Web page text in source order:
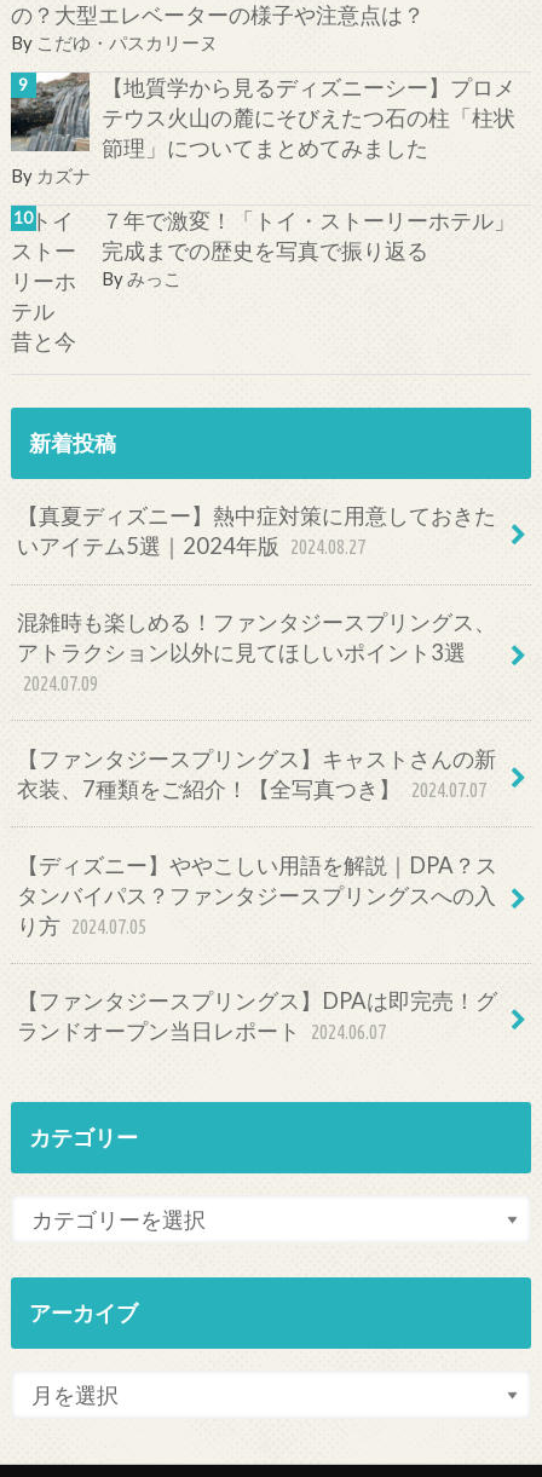
の？大型エレベーターの様子や注意点は？
By こだゆ・パスカリーヌ
【地質学から見るディズニーシー】プロメ
テウス火山の麓にそびえたつ石の柱「柱状
節理」についてまとめてみました
By カズナ
７年で激変！「トイ・ストーリーホテル」
完成までの歴史を写真で振り返る
Byみっこ
新着投稿
【真夏ディズニー】熱中症対策に用意しておきた
いアイテム5選｜2024年版
2024.08.27
混雑時も楽しめる！ファンタジースプリングス、
アトラクション以外に見てほしいポイント3選
2024.07.09
【ファンタジースプリングス】キャストさんの新
衣装、7種類をご紹介！【全写真つき】
2024.07.07
【ディズニー】ややこしい用語を解説｜DPA？ス
タンバイパス？ファンタジースプリングスへの入
り方 2024.07.05
【ファンタジースプリングス】DPAは即完売！グ
ランドオープン当日レポート
2024.06.07
カテゴリー
アーカイブ